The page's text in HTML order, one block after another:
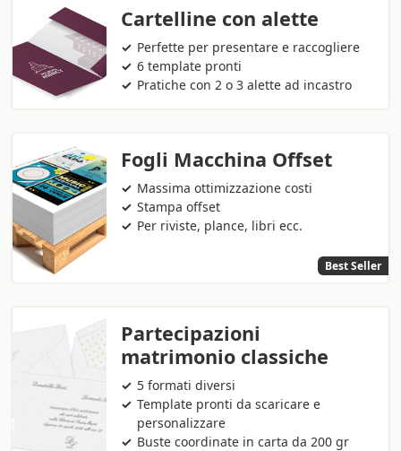
Cartelline con alette
Perfette per presentare e raccogliere
6 template pronti
Pratiche con 2 o 3 alette ad incastro
Fogli Macchina Offset
Massima ottimizzazione costi
Stampa offset
Per riviste, plance, libri ecc.
Best Seller
Partecipazioni
matrimonio classiche
5 formati diversi
Template pronti da scaricare e
personalizzare
Buste coordinate in carta da 200 gr